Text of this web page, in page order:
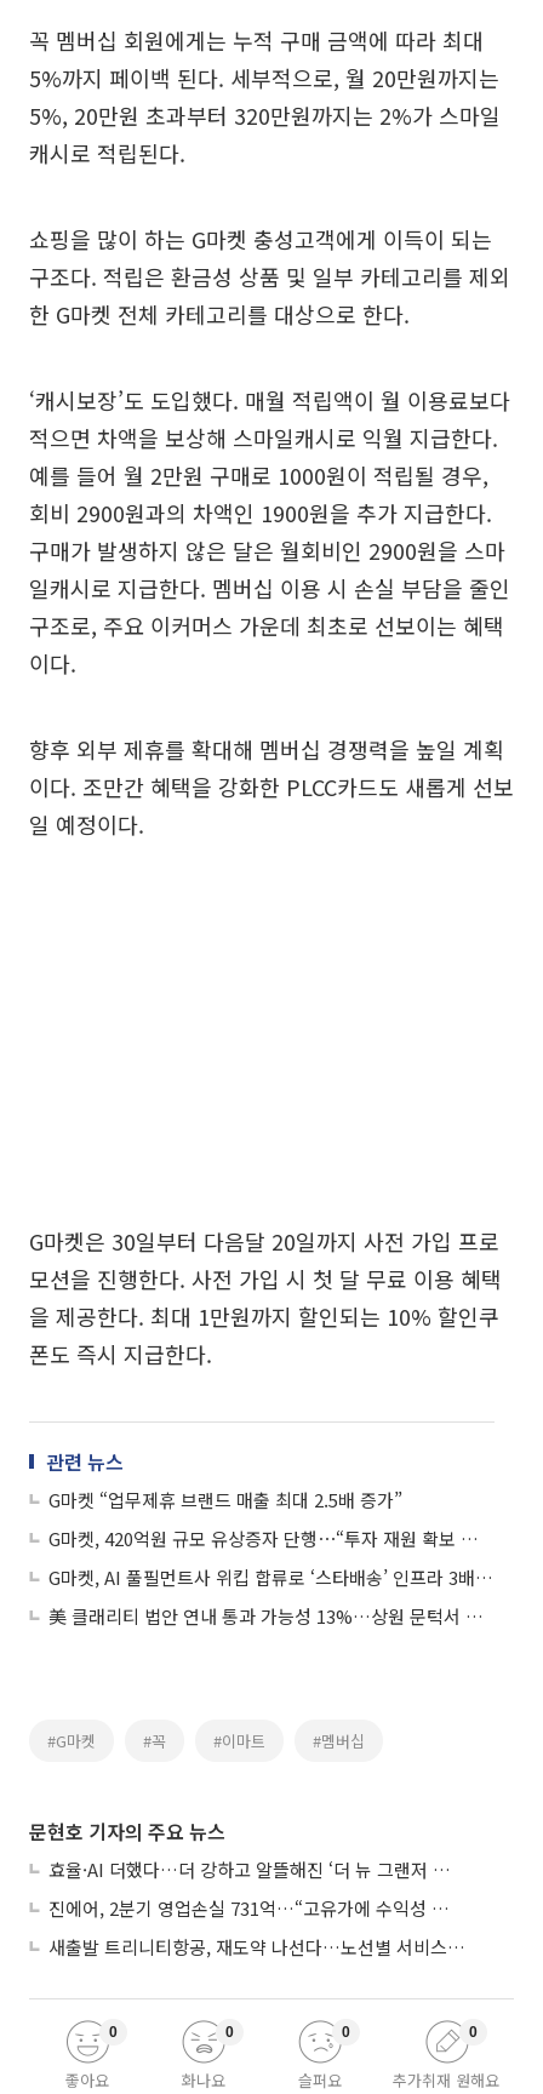
꼭 멤버십 회원에게는 누적 구매 금액에 따라 최대
5%까지 페이백 된다. 세부적으로, 월 20만원까지는
5%, 20만원 초과부터 320만원까지는 2%가 스마일
캐시로 적립된다.
쇼핑을 많이 하는 G마켓 충성고객에게 이득이 되는
구조다. 적립은 환금성 상품 및 일부 카테고리를 제외
한 G마켓 전체 카테고리를 대상으로 한다.
‘캐시보장’도 도입했다. 매월 적립액이 월 이용료보다
적으면 차액을 보상해 스마일캐시로 익월 지급한다.
예를 들어 월 2만원 구매로 1000원이 적립될 경우,
회비 2900원과의 차액인 1900원을 추가 지급한다.
구매가 발생하지 않은 달은 월회비인 2900원을 스마
일캐시로 지급한다. 멤버십 이용 시 손실 부담을 줄인
구조로, 주요 이커머스 가운데 최초로 선보이는 혜택
이다.
향후 외부 제휴를 확대해 멤버십 경쟁력을 높일 계획
이다. 조만간 혜택을 강화한 PLCC카드도 새롭게 선보
일 예정이다.
G마켓은 30일부터 다음달 20일까지 사전 가입 프로
모션을 진행한다. 사전 가입 시 첫 달 무료 이용 혜택
을 제공한다. 최대 1만원까지 할인되는 10% 할인쿠
폰도 즉시 지급한다.
관련 뉴스
G마켓 “업무제휴 브랜드 매출 최대 2.5배 증가”
G마켓, 420억원 규모 유상증자 단행⋯“투자 재원 확보 목적”
G마켓, AI 풀필먼트사 위킵 합류로 ‘스타배송’ 인프라 3배 확대
美 클래리티 법안 연내 통과 가능성 13%…상원 문턱서 제동
#G마켓 #꼭 #이마트 #멤버십
문현호 기자의 주요 뉴스
효율·AI 더했다…더 강하고 알뜰해진 ‘더 뉴 그랜저 하이브리드’
진에어, 2분기 영업손실 731억…“고유가에 수익성 악화”
새출발 트리니티항공, 재도약 나선다…노선별 서비스 차별화
좋아요
0
화나요
0
슬퍼요
0
추가취재 원해요
0